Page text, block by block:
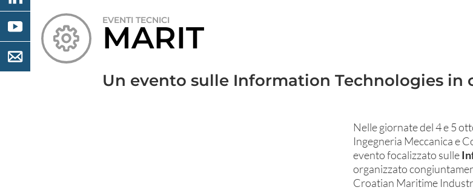
EVENTI TECNICI
MARIT
Un evento sulle Information Technologies
Nelle giornate del 4 e 5
Ingegneria Meccanica e
evento focalizzato sulle
organizzato
Croatian Maritime